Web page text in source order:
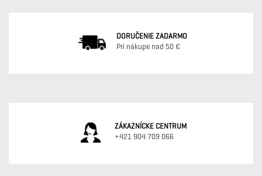
DORUČENIE ZADARMO
Pri nákupe nad 50 €
ZÁKAZNÍCKE CENTRUM
+421 904 709 066